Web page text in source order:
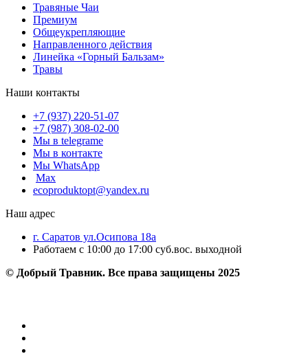
Травяные Чаи
Премиум
Общеукрепляющие
Направленного действия
Линейка «Горный Бальзам»
Травы
Наши контакты
+7 (937) 220-51-07
+7 (987) 308-02-00
Мы в telegrame
Мы в контакте
Мы WhatsApp
Мах
ecoproduktopt@yandex.ru
Наш адрес
г. Саратов ул.Осипова 18а
Работаем с 10:00 до 17:00 суб.вос. выходной
© Добрый Травник. Все права защищены 2025